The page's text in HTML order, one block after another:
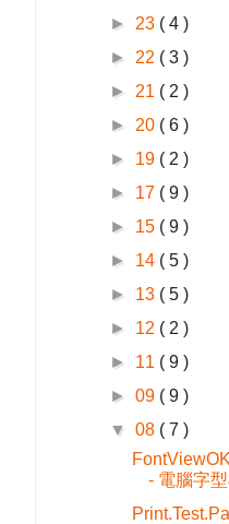
► 23 ( 4 )
► 22 ( 3 )
► 21 ( 2 )
► 20 ( 6 )
► 19 ( 2 )
► 17 ( 9 )
► 15 ( 9 )
► 14 ( 5 )
► 13 ( 5 )
► 12 ( 2 )
► 11 ( 9 )
►09 ( 9 )
▼08 ( 7 )
- 電腦字